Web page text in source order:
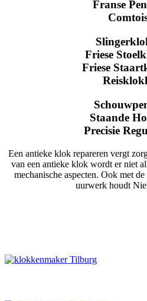
Franse
Friese
Friese
Staande
Precisie
Een antieke klok repareren vergt
van een antieke klok wordt er niet
mechanische aspecten. Ook met
uurwerk houdt